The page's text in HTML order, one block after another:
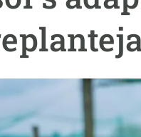
i Inclusió (EDI)
Temes